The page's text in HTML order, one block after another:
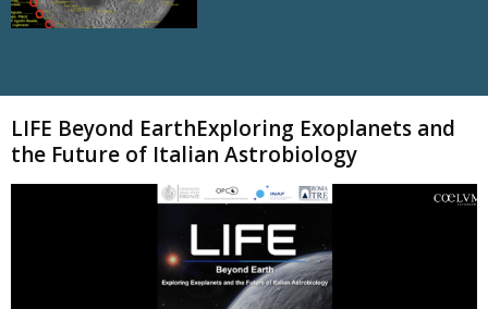
LIFE Beyond EarthExploring Exoplanets and
the Future of Italian Astrobiology